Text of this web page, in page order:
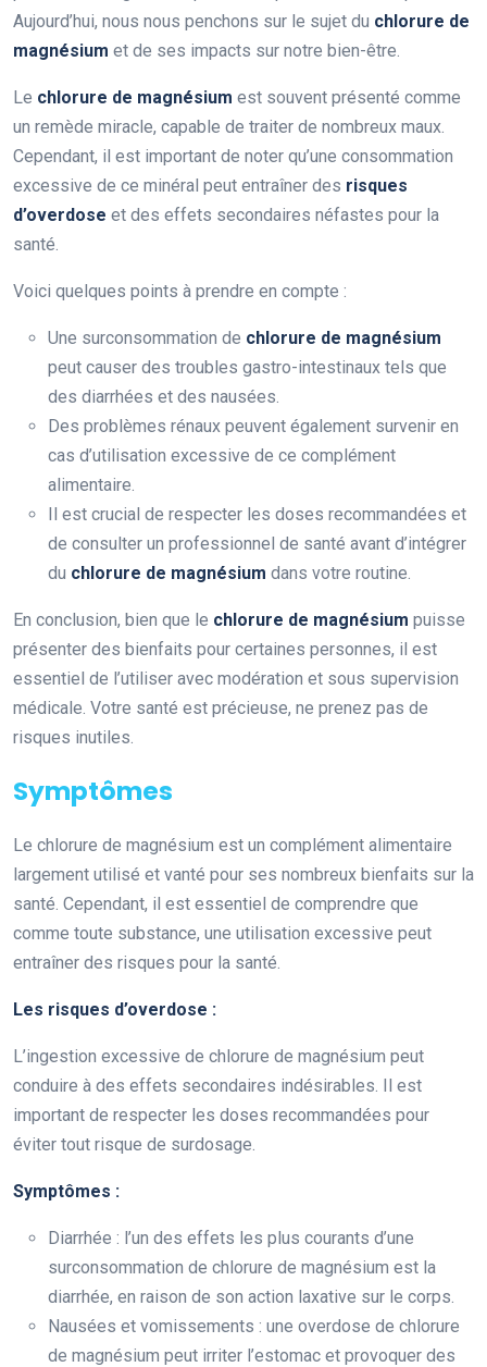
Aujourd’hui, nous nous penchons sur le sujet du chlorure de
magnésium et de ses impacts sur notre bien-être.
Le chlorure de magnésium est souvent présenté comme
un remède miracle, capable de traiter de nombreux maux.
Cependant, il est important de noter qu’une consommation
excessive de ce minéral peut entraîner des risques
d’overdose et des effets secondaires néfastes pour la
santé.
Voici quelques points à prendre en compte :
Une surconsommation de chlorure de magnésium
peut causer des troubles gastro-intestinaux tels que
des diarrhées et des nausées.
Des problèmes rénaux peuvent également survenir en
cas d’utilisation excessive de ce complément
alimentaire.
Il est crucial de respecter les doses recommandées et
de consulter un professionnel de santé avant d’intégrer
du chlorure de magnésium dans votre routine.
En conclusion, bien que le chlorure de magnésium puisse
présenter des bienfaits pour certaines personnes, il est
essentiel de l’utiliser avec modération et sous supervision
médicale. Votre santé est précieuse, ne prenez pas de
risques inutiles.
Symptômes
Le chlorure de magnésium est un complément alimentaire
largement utilisé et vanté pour ses nombreux bienfaits sur la
santé. Cependant, il est essentiel de comprendre que
comme toute substance, une utilisation excessive peut
entraîner des risques pour la santé.
Les risques d’overdose :
L’ingestion excessive de chlorure de magnésium peut
conduire à des effets secondaires indésirables. Il est
important de respecter les doses recommandées pour
éviter tout risque de surdosage.
Symptômes :
Diarrhée : l’un des effets les plus courants d’une
surconsommation de chlorure de magnésium est la
diarrhée, en raison de son action laxative sur le corps.
Nausées et vomissements : une overdose de chlorure
de magnésium peut irriter l’estomac et provoquer des